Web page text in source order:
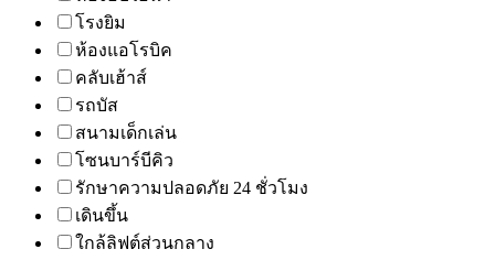
โรงยิม
ห้องแอโรบิค
คลับเฮ้าส์
รถบัส
สนามเด็กเล่น
โซนบาร์บีคิว
รักษาความปลอดภัย 24 ชั่วโมง
เดินขึ้น
ใกล้ลิฟต์ส่วนกลาง